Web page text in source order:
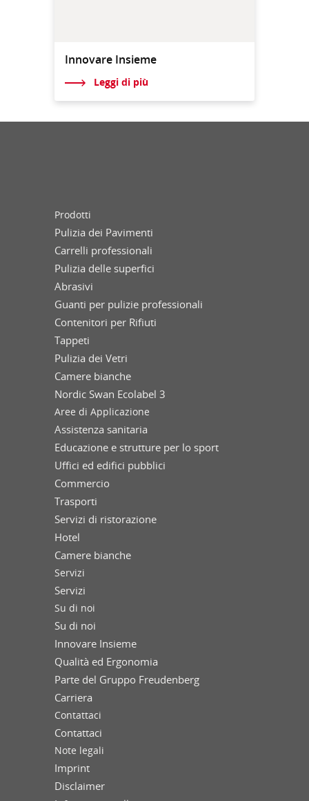
Innovare Insieme
Leggi di più
Prodotti
Pulizia dei Pavimenti
Carrelli professionali
Pulizia delle superfici
Abrasivi
Guanti per pulizie professionali
Contenitori per Rifiuti
Tappeti
Pulizia dei Vetri
Camere bianche
Nordic Swan Ecolabel 3
Aree di Applicazione
Assistenza sanitaria
Educazione e strutture per lo sport
Uffici ed edifici pubblici
Commercio
Trasporti
Servizi di ristorazione
Hotel
Camere bianche
Servizi
Servizi
Su di noi
Su di noi
Innovare Insieme
Qualità ed Ergonomia
Parte del Gruppo Freudenberg
Carriera
Contattaci
Contattaci
Note legali
Imprint
Disclaimer